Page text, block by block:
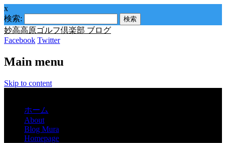
x
検索:
妙高高原ゴルフ倶楽部 ブログ
Facebook Twitter
Main menu
Skip to content
ホーム
About
Blog Mura
Homepage